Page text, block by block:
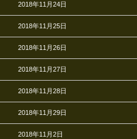
2018年11月24日
2018年11月25日
2018年11月26日
2018年11月27日
2018年11月28日
2018年11月29日
2018年11月2日